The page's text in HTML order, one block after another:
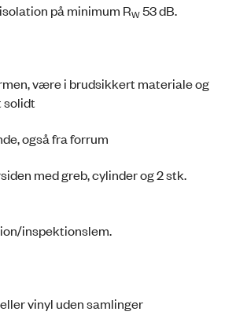
på minimum RW53 dB.
være i brudsikkert materiale og
solidt
også fra forrum
med greb, cylinder og 2 stk.
inspektionslem.
vinyl uden samlinger